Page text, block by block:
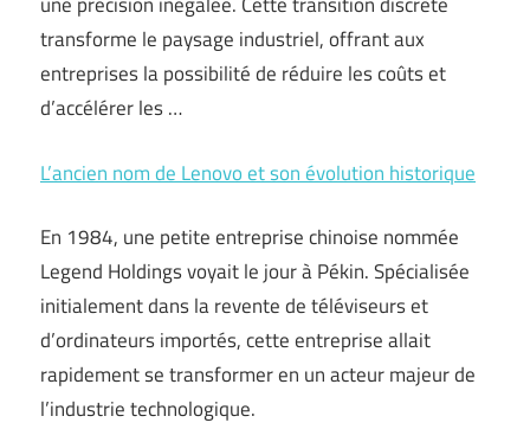
transforme le paysage industriel, offrant aux
entreprises la possibilité de réduire les coûts et
d’accélérer les …
L’ancien nom de Lenovo et son évolution historique
En 1984, une petite entreprise chinoise nommée
Legend Holdings voyait le jour à Pékin. Spécialisée
initialement dans la revente de téléviseurs et
d’ordinateurs importés, cette entreprise allait
rapidement se transformer en un acteur majeur de
l’industrie technologique.